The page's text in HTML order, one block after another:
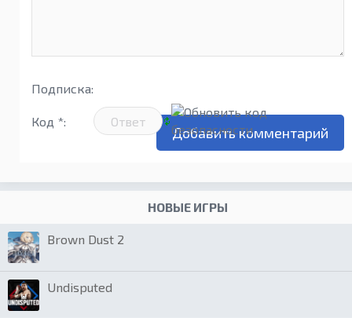
Подписка:
Код *:
НОВЫЕ ИГРЫ
Brown Dust 2
Undisputed